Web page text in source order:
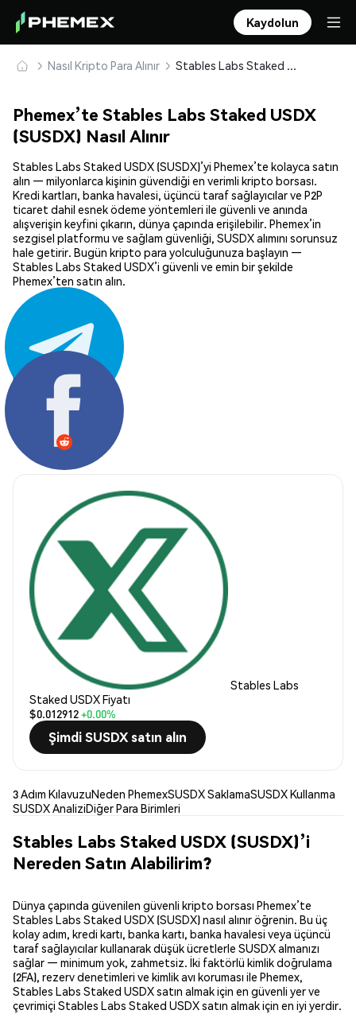
Kaydolun
Nasıl Kripto Para Alınır Stables Labs Staked USDX (SUSDX) Güvenle Satın Alın ve Saklayın
Phemex’te Stables Labs Staked USDX
(SUSDX) Nasıl Alınır
Stables Labs Staked USDX (SUSDX)’yi Phemex’te kolayca satın
alın — milyonlarca kişinin güvendiği en verimli kripto borsası.
Kredi kartları, banka havalesi, üçüncü taraf sağlayıcılar ve P2P
ticaret dahil esnek ödeme yöntemleri ile güvenli ve anında
alışverişin keyfini çıkarın, dünya çapında erişilebilir. Phemex’in
sezgisel platformu ve sağlam güvenliği, SUSDX alımını sorunsuz
hale getirir. Bugün kripto para yolculuğunuza başlayın —
Stables Labs Staked USDX’i güvenli ve emin bir şekilde
Phemex’ten satın alın.
Paylaş:
Stables Labs
Staked USDX Fiyatı
$0.012912+0.00%
Şimdi SUSDX satın alın
3 Adım KılavuzuNeden PhemexSUSDX SaklamaSUSDX Kullanma
SUSDX AnaliziDiğer Para Birimleri
Stables Labs Staked USDX (SUSDX)’i
Nereden Satın Alabilirim?
Dünya çapında güvenilen güvenli kripto borsası Phemex’te
Stables Labs Staked USDX (SUSDX) nasıl alınır öğrenin. Bu üç
kolay adım, kredi kartı, banka kartı, banka havalesi veya üçüncü
taraf sağlayıcılar kullanarak düşük ücretlerle SUSDX almanızı
sağlar — minimum yok, zahmetsiz. İki faktörlü kimlik doğrulama
(2FA), rezerv denetimleri ve kimlik avı koruması ile Phemex,
Stables Labs Staked USDX satın almak için en güvenli yer ve
çevrimiçi Stables Labs Staked USDX satın almak için en iyi yerdir.